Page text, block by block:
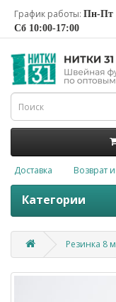
График работы: Пн-Пт
Сб 10:00-17:00
Доставка Возврат
Категории
Резинка 8